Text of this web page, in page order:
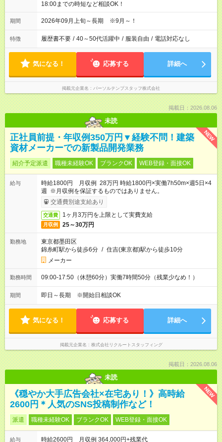
18:00までの時短など相談OK！
期間 2026年09月上旬～長期 ※9月～！
特徴 履歴書不要 / 40～50代活躍中 / 服装自由 / 電話対応なし
気になる！ 応募する 詳細へ
掲載元企業名 パーソルテンプスタッフ株式会社
掲載日：2026.08.06
未読
NEW
正社員前提・年収例350万円▼経験不問！建築
資材メーカーでの新製品開発業務
紹介予定派遣 職種未経験OK ブランクOK WEB登録・面接OK
給与
時給1800円 月収例 28万円 時給1800円×実働7h50m×週5日×4
週 ※月収例を保証するものではありません。
交通費別途支給あり
交通費 1ヶ月3万円を上限として実費支給
月収例 25～30万円
勤務地
東京都墨田区
錦糸町駅から徒歩6分 / 住吉(東京都)駅から徒歩10分
メーカー
勤務時間 09:00-17:50（休憩60分）実働7時間50分（残業少なめ！）
期間 即日～長期 ※開始日相談OK
気になる！ 応募する 詳細へ
掲載元企業名 株式会社リクルートスタッフィング
掲載日：2026.08.06
未読
NEW
《穏やか大手広告会社×在宅あり！》高時給
2600円＊人気のSNS投稿制作など！
派遣 職種未経験OK ブランクOK WEB登録・面接OK
給与 時給2600円 月収例 364,000円+残業代